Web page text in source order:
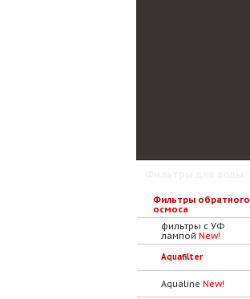
Фильтры обратного
осмоса
фильтры с УФ
лампой New!
Aquafilter
Aqualine New!